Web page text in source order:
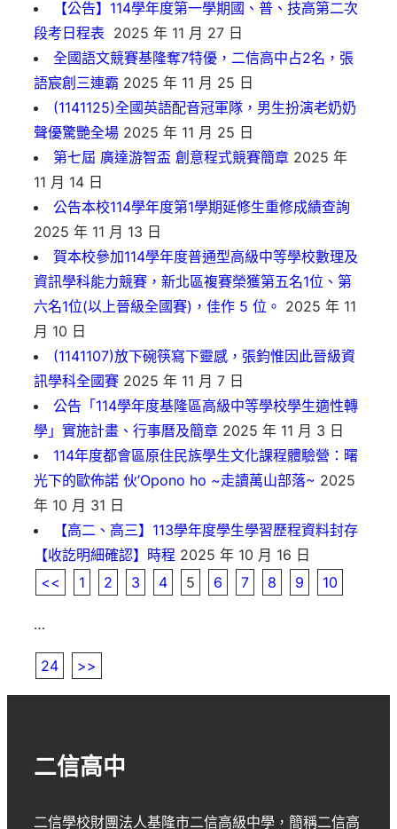
【公告】114學年度第一學期國、普、技高第二次
段考日程表 2025 年 11 月 27 日
全國語文競賽基隆奪7特優，二信高中占2名，張
語宸創三連霸 2025 年 11 月 25 日
(1141125)全國英語配音冠軍隊，男生扮演老奶奶
聲優驚艷全場 2025 年 11 月 25 日
第七屆 廣達游智盃 創意程式競賽簡章 2025 年
11 月 14 日
公告本校114學年度第1學期延修生重修成績查詢
2025 年 11 月 13 日
賀本校參加114學年度普通型高級中等學校數理及
資訊學科能力競賽，新北區複賽榮獲第五名1位、第
六名1位(以上晉級全國賽)，佳作 5 位。 2025 年 11
月 10 日
(1141107)放下碗筷寫下靈感，張鈞惟因此晉級資
訊學科全國賽 2025 年 11 月 7 日
公告「114學年度基隆區高級中等學校學生適性轉
學」實施計畫、行事曆及簡章 2025 年 11 月 3 日
114年度都會區原住民族學生文化課程體驗營：曙
光下的歐佈諾 伙’Opono ho ~走讀萬山部落~ 2025
年 10 月 31 日
【高二、高三】113學年度學生學習歷程資料封存
【收訖明細確認】時程 2025 年 10 月 16 日
<<
1 2 3 4 5 6 7 8 9 10
…
24 >>
二信高中
二信學校財團法人基隆市二信高級中學 ，簡稱二信高